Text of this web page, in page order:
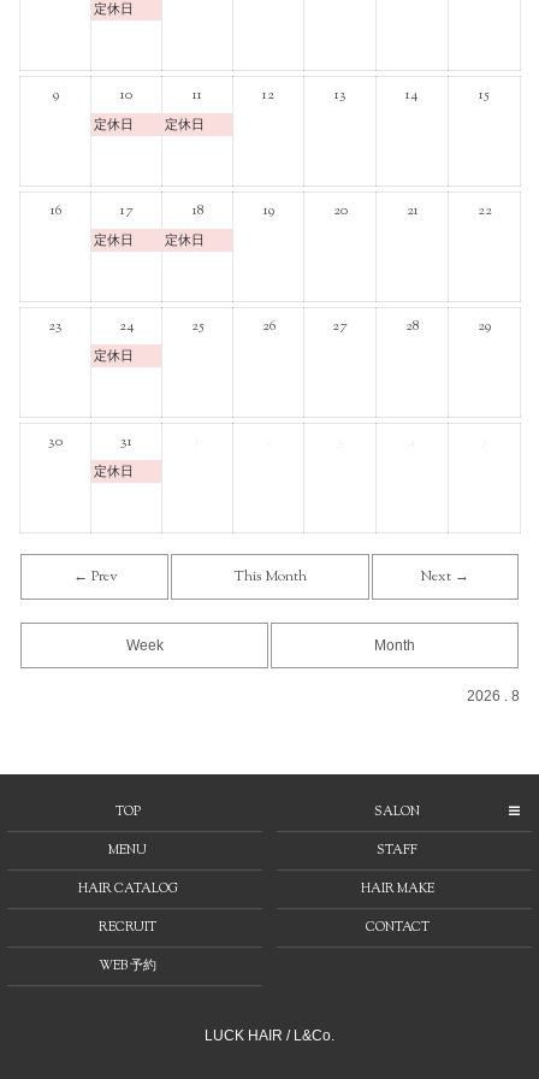
定休日
9 10
定休日
11
定休日
12 13 14 15
16 17
定休日
18
定休日
19 20 21 22
23 24
定休日
25 26 27 28 29
30 31
定休日
← Prev This Month Next →
Week Month
2026 . 8
TOP SALON
MENU STAFF
HAIR CATALOG HAIR MAKE
RECRUIT CONTACT
WEB 予約
LUCK HAIR / L&Co.